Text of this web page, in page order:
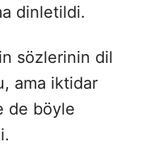
dinletildi.
sözlerinin dil
ama iktidar
de böyle